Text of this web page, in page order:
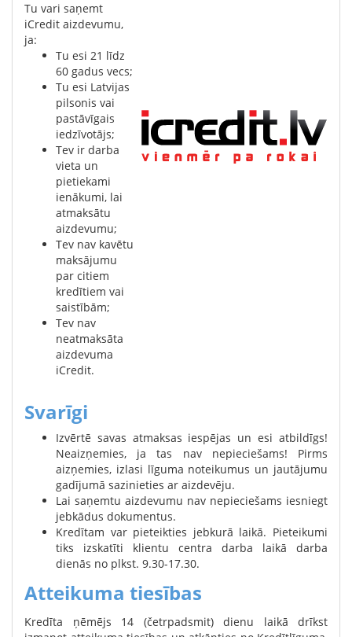
Tu vari saņemt
iCredit aizdevumu,
ja:
Tu esi 21 līdz
60 gadus vecs;
Tu esi Latvijas
pilsonis vai
pastāvīgais
iedzīvotājs;
Tev ir darba
vieta un
pietiekami
ienākumi, lai
atmaksātu
aizdevumu;
Tev nav kavētu
maksājumu
par citiem
kredītiem vai
saistībām;
Tev nav
neatmaksāta
aizdevuma
iCredit.
Svarīgi
Izvērtē savas atmaksas iespējas un esi atbildīgs!
Neaizņemies, ja tas nav nepieciešams! Pirms
aizņemies, izlasi līguma noteikumus un jautājumu
gadījumā sazinieties ar aizdevēju.
Lai saņemtu aizdevumu nav nepieciešams iesniegt
jebkādus dokumentus.
Kredītam var pieteikties jebkurā laikā. Pieteikumi
tiks izskatīti klientu centra darba laikā darba
dienās no plkst. 9.30-17.30.
Atteikuma tiesības
Kredīta ņēmējs 14 (četrpadsmit) dienu laikā drīkst